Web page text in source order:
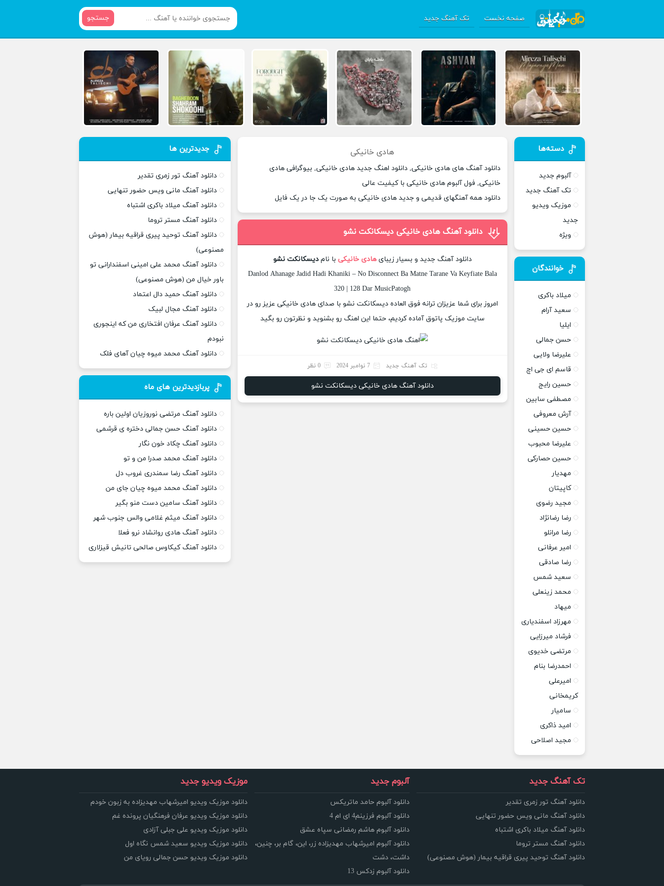
صفحه نخست تک آهنگ جدید جستجو
هادی خانیکی
دانلود آهنگ های هادی خانیکی, دانلود اهنگ جدید هادی خانیکی, بیوگرافی هادی
خانیکی, فول آلبوم هادی خانیکی با کیفیت عالی
دانلود همه آهنگهای قدیمی و جدید هادی خانیکی به صورت یک جا در یک فایل
دانلود آهنگ هادی خانیکی دیسکانکت نشو
دانلود آهنگ جدید و بسیار زیبایهادی خانیکی با نامدیسکانکت نشو
Danlod Ahanage Jadid Hadi Khaniki – No Disconnect Ba Matne Tarane Va Keyfiate Bala
320 | 128 Dar MusicPatogh
امروز برای شما عزیزان ترانه فوق العاده دیسکانکت نشو با صدای هادی خانیکی عزیز رو در
سایت موزیک پاتوق آماده کردیم، حتما این اهنگ رو بشنوید و نظرتون رو بگید
تک آهنگ جدید 7 نوامبر 2024 0 نظر
دانلود آهنگ هادی خانیکی دیسکانکت نشو
دسته‌ها
آلبوم جدید
تک آهنگ جدید
موزیک ویدیو
جدید
ویژه
خوانندگان
میلاد باکری
سعید آرام
ایلیا
حسن جمالی
علیرضا ولایی
قاسم ای جی اچ
حسین رایج
مصطفی سابین
آرش معروفی
حسین حسینی
علیرضا محبوب
حسین حصارکی
مهدیار
کاپیتان
مجید رضوی
رضا رضانژاد
رضا مرانلو
امیر عرفانی
رضا صادقی
سعید شمس
محمد زینعلی
میهاد
مهرزاد اسفندیاری
فرشاد میرزایی
مرتضی خدیوی
احمدرضا بنام
امیرعلی
کریمخانی
سامیار
امید ذاکری
مجید اصلاحی
جدیدترین ها
دانلود آهنگ تور زمری تقدیر
دانلود آهنگ مانی ویس حضور تنهایی
دانلود آهنگ میلاد باکری اشتباه
دانلود آهنگ مستر تروما
دانلود آهنگ توحید پیری قراقیه بیمار (هوش
مصنوعی)
دانلود آهنگ محمد علی امینی اسفندارانی تو
باور خیال من (هوش مصنوعی)
دانلود آهنگ حمید دال اعتماد
دانلود آهنگ مجال لبیک
دانلود آهنگ عرفان افتخاری من که اینجوری
نبودم
دانلود آهنگ محمد میوه چیان آهای فلک
پربازدیدترین های ماه
دانلود آهنگ مرتضی نوروزیان اولین باره
دانلود آهنگ حسن جمالی دختره ی قرشمی
دانلود آهنگ چکاد خون نگار
دانلود آهنگ محمد صدرا من و تو
دانلود آهنگ رضا سمندری غروب دل
دانلود آهنگ محمد میوه چیان جای من
دانلود آهنگ سامین دست منو بگیر
دانلود آهنگ میثم غلامی والس جنوب شهر
دانلود آهنگ هادی روانشاد نرو فعلا
دانلود آهنگ کیکاوس صالحی تانیش قیزلاری
تک آهنگ جدید
دانلود آهنگ تور زمری تقدیر
دانلود آهنگ مانی ویس حضور تنهایی
دانلود آهنگ میلاد باکری اشتباه
دانلود آهنگ مستر تروما
دانلود آهنگ توحید پیری قراقیه بیمار (هوش مصنوعی)
آلبوم جدید
دانلود آلبوم حامد ماتریکس
دانلود آلبوم فرزینم4 ای ام 4
دانلود آلبوم هاشم رمضانی سپاه عشق
دانلود آلبوم امیرشهاب مهدیزاده زر، این، گام بر، چنین،
داشت، دشت
دانلود آلبوم زدکس 13
موزیک ویدیو جدید
دانلود موزیک ویدیو امیرشهاب مهدیزاده به زبون خودم
دانلود موزیک ویدیو عرفان فرهنگیان پرونده غم
دانلود موزیک ویدیو علی جبلی آزادی
دانلود موزیک ویدیو سعید شمس نگاه اول
دانلود موزیک ویدیو حسن جمالی رویای من